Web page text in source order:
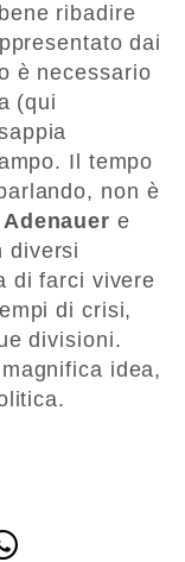
ribadire
dai
è necessario
(qui
Il tempo
non è
Adenauer e
diversi
di farci vivere
di crisi,
divisioni.
idea,